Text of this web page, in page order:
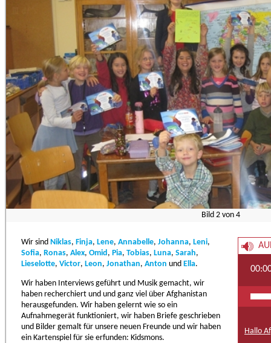
Bild 2 von 4
Hallo
Wir sind Niklas, Finja, Lene, Annabelle, Johanna, Leni,
Sofia, Ronas, Alex, Omid , Pia, Tobias, Luna, Sarah,
Lieselotte, Victor, Leon, Jonathan, Anton und Ella.
Wir haben Interviews geführt und Musik gemacht, wir
haben recherchiert und und ganz viel über Afghanistan
herausgefunden. Wir haben gelernt wie so ein
Aufnahmegerät funktioniert, wir haben Briefe geschrieben
und Bilder gemalt für unsere neuen Freunde und wir haben
ein Kartenspiel für sie erfunden: Kidsmons.